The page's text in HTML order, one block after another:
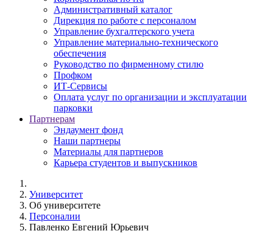
Административный каталог
Дирекция по работе с персоналом
Управление бухгалтерского учета
Управление материально-технического
обеспечения
Руководство по фирменному стилю
Профком
ИТ-Сервисы
Оплата услуг по организации и эксплуатации
парковки
Партнерам
Эндаумент фонд
Наши партнеры
Материалы для партнеров
Карьера студентов и выпускников
Университет
Об университете
Персоналии
Павленко Евгений Юрьевич